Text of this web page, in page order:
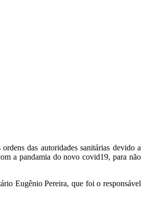
das autoridades sanitárias devido a
a pandamia do novo covid19, para não
Eugênio Pereira, que foi o responsável